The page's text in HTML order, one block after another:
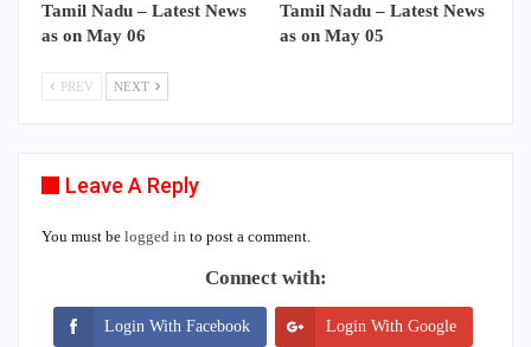
Tamil Nadu – Latest News
as on May 06
Tamil Nadu – Latest News
as on May 05
PREV NEXT
Leave A Reply
You must be logged in to post a comment.
Connect with:
Login With Facebook Login With Google